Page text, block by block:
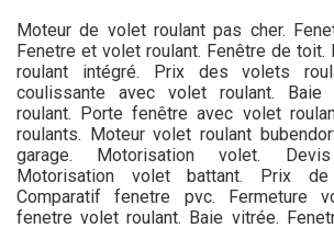
Moteur de volet roulant pas cher.
Fenetre et volet roulant. Fenêtre de toit.
roulant intégré. Prix des volets
coulissante avec volet roulant. Baie
roulant. Porte fenêtre avec volet
roulants. Moteur volet roulant
garage. Motorisation volet.
Motorisation volet battant. Prix
Comparatif fenetre pvc. Fermeture
fenetre volet roulant. Baie vitrée.